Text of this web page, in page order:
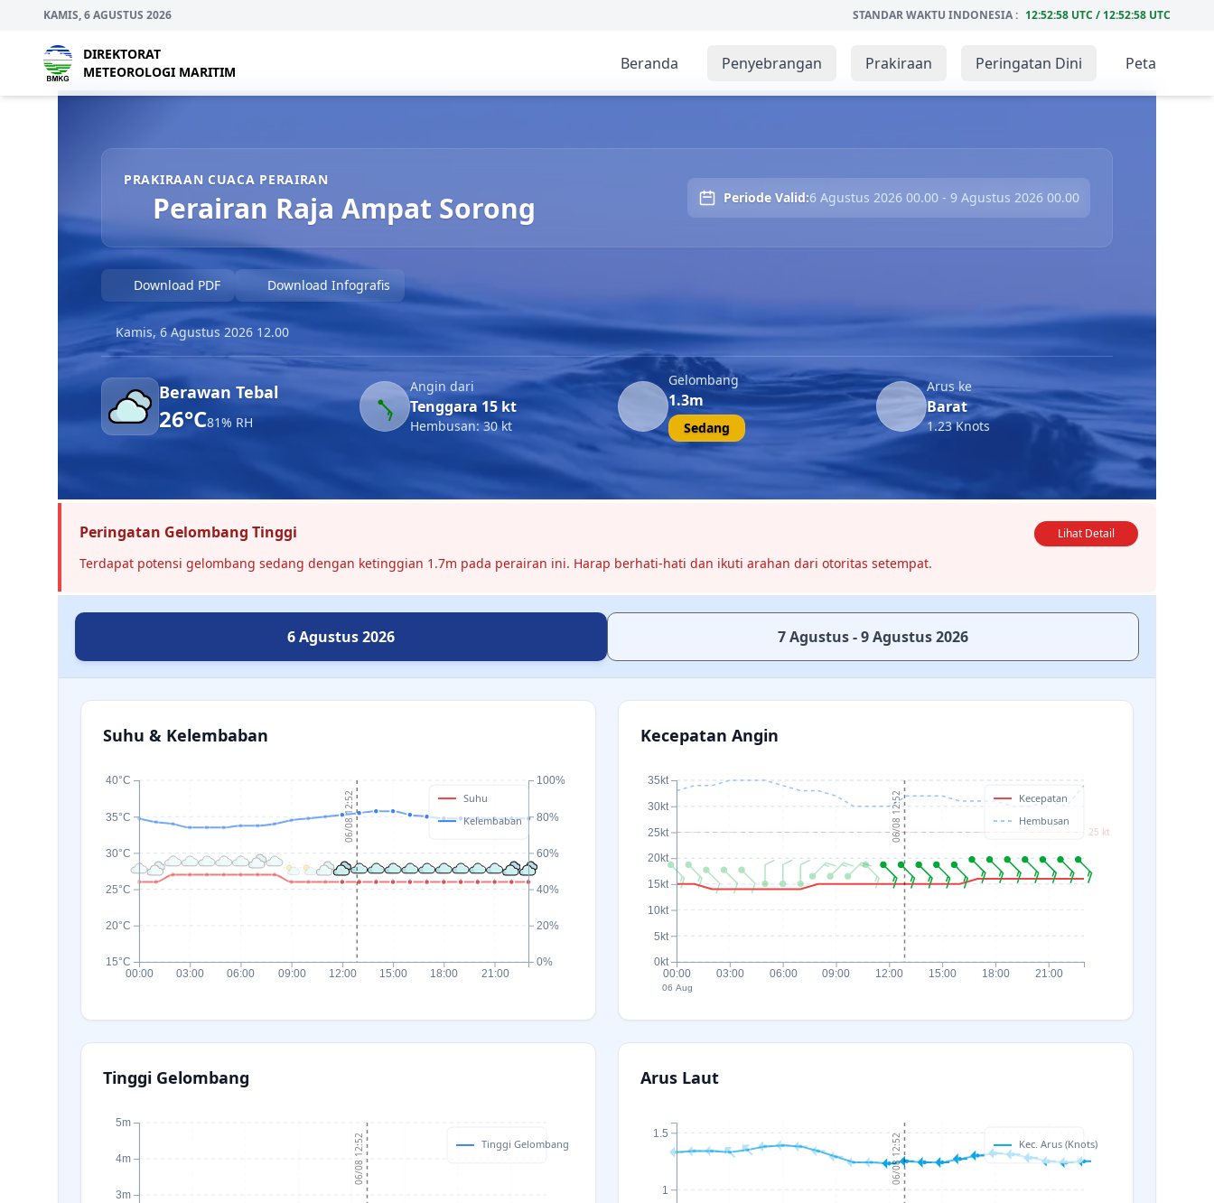
KAMIS, 6 AGUSTUS 2026 STANDAR WAKTU INDONESIA : 12:52:59 UTC / 12:52:59 UTC
DIREKTORAT
METEOROLOGI MARITIM
Beranda Penyebrangan Prakiraan Peringatan Dini
Peta
Prakiraan Cuaca Perairan Perairan Raja Ampat Sorong
PRAKIRAAN CUACA PERAIRAN
Perairan Raja Ampat Sorong Periode Valid:6 Agustus 2026 00.00 - 9 Agustus 2026 00.00
Download PDF Download Infografis
Kamis, 6 Agustus 2026 12.00
Berawan Tebal
26°C81% RH
Angin dari
Tenggara 15 kt
Hembusan: 30 kt
Gelombang
1.3m
Sedang
Arus ke
Barat
1.23 Knots
Peringatan Gelombang Tinggi Lihat Detail
Terdapat potensi gelombang sedang dengan ketinggian 1.7m pada perairan ini. Harap berhati-hati dan ikuti arahan dari otoritas setempat.
6 Agustus 2026 7 Agustus - 9 Agustus 2026
Suhu & Kelembaban
06/08 12:52
00:00 03:00 06:00 09:00 12:00 15:00 18:00 21:00
15°C
20°C
25°C
30°C
35°C
40°C
0%
20%
40%
60%
80%
100%
Suhu
Kelembaban
Kecepatan Angin
25 kt
00:00
06 Aug
03:00 06:00 09:00 12:00 15:00 18:00 21:00
0kt
5kt
10kt
15kt
20kt
25kt
30kt
35kt
06/08 12:52
Kecepatan
Hembusan
Tinggi Gelombang
06/08 12:52 Tinggi Gelombang
3m
4m
5m
Arus Laut
06/08 12:52 Kec. Arus (Knots)
1
1.5